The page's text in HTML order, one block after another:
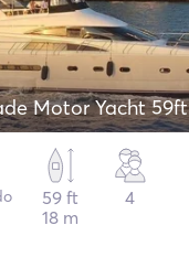
Motor Yacht 59ft
59 ft
18 m
4